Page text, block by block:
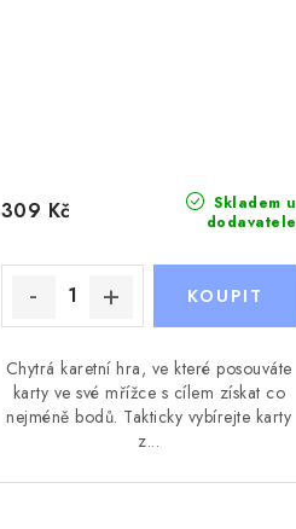
Skladem u
dodavatele
309 Kč
Chytrá karetní hra, ve které posouváte
karty ve své mřížce s cílem získat co
nejméně bodů. Takticky vybírejte karty
z...